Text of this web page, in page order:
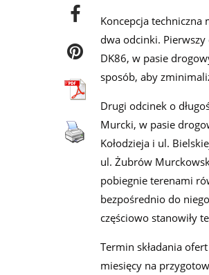
Koncepcja techniczna
dwa odcinki.
DK86, w pasie
sposób, aby
Drugi odcinek o
Murcki, w pasie
Kołodzieja i ul.
ul. Żubrów
pobiegnie terenami
bezpośrednio do
częściowo stanowiły
Termin składania
miesięcy na